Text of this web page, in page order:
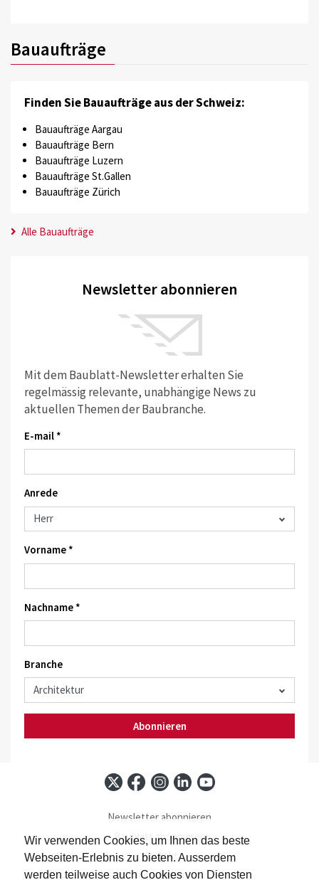
Wir verwenden Cookies, um Ihnen das beste
Webseiten-Erlebnis zu bieten. Ausserdem
werden teilweise auch Cookies von Diensten
Bauaufträge
Finden Sie Bauaufträge aus der Schweiz:
Bauaufträge Aargau
Bauaufträge Bern
Bauaufträge Luzern
Bauaufträge St.Gallen
Bauaufträge Zürich
Alle Bauaufträge
Newsletter abonnieren
Mit dem Baublatt-Newsletter erhalten Sie
regelmässig relevante, unabhängige News zu
aktuellen Themen der Baubranche.
E-mail *
Anrede
Vorname *
Nachname *
Branche
Abonnieren
Newsletter abonnieren
Baublatt abonnieren
Kontakt
Impressum